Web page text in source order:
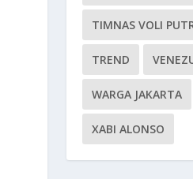
TIMNAS VOLI
TREND
WARGA JAKARTA
XABI ALONSO